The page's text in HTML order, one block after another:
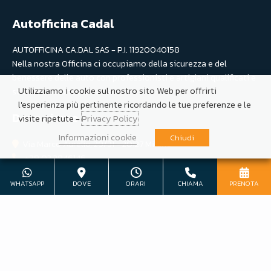
Autofficina Cadal
AUTOFFICINA CA.DAL SAS - P.I. 11920040158
Nella nostra Officina ci occupiamo della sicurezza e del
benessere delle auto con professionisti e artigiani qualificati e
strumentazione avanzata.
Dove siamo
Via Marco Aurelio, 29/31 - 20127 Milano
+39 02 2846146
+39 345 098 7060
info@cadal.it
lun-ven: 8–12:30 / 14–18:30, sab: 8:30-12:30
WHATSAPP DOVE ORARI CHIAMA PRENOTA
Utilizziamo i cookie sul nostro sito Web per offrirti
l'esperienza più pertinente ricordando le tue preferenze e le
visite ripetute -Privacy Policy
Informazioni cookie
Chiudi